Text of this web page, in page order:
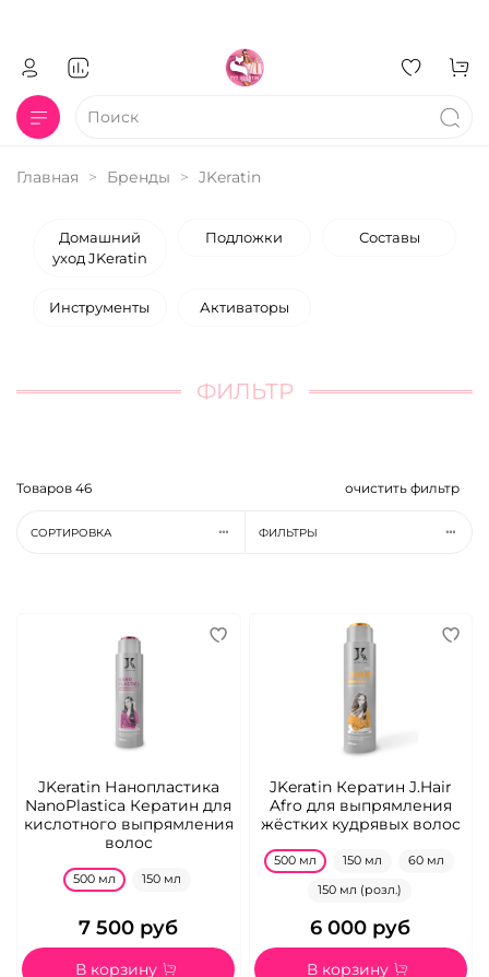
Главная Бренды JKeratin
Домашний
уход JKeratin
Подложки Составы
Инструменты Активаторы
ФИЛЬТР
Товаров 46 очистить фильтр
СОРТИРОВКА ФИЛЬТРЫ
JKeratin Нанопластика
NanoPlastica Кератин для
кислотного выпрямления
волос
500 мл 150 мл
7 500 руб
В корзину
JKeratin Кератин J.Hair
Afro для выпрямления
жёстких кудрявых волос
500 мл 150 мл 60 мл
150 мл (розл.)
6 000 руб
В корзину